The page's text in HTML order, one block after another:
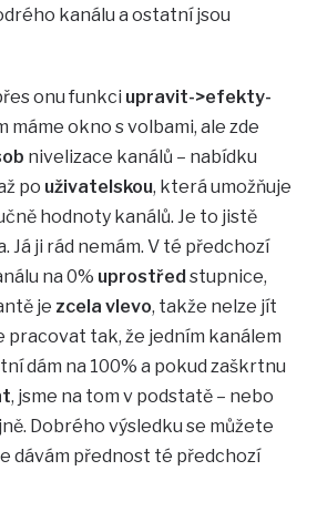
kanálu a ostatní jsou
onu funkci upravit->efekty-
máme okno s volbami, ale zde
nivelizace kanálů – nabídku
po uživatelskou, která umožňuje
hodnoty kanálů. Je to jistě
Já ji rád nemám. V té předchozí
na 0% uprostřed stupnice,
je zcela vlevo, takže nelze jít
pracovat tak, že jedním kanálem
dám na 100% a pokud zaškrtnu
, jsme na tom v podstatě – nebo
Dobrého výsledku se můžete
dávám přednost té předchozí